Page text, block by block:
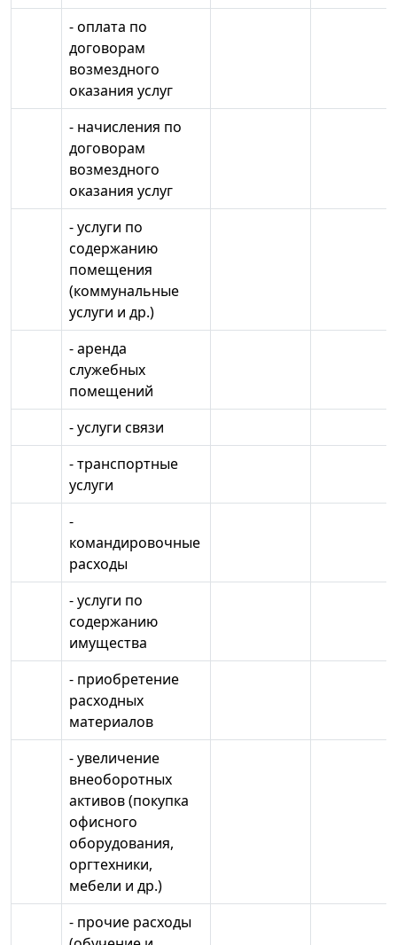
- оплата по
договорам
возмездного
оказания услуг
- начисления по
договорам
возмездного
оказания услуг
- услуги по
содержанию
помещения
(коммунальные
услуги и др.)
- аренда
служебных
помещений
- услуги связи
- транспортные
услуги
-
командировочные
расходы
- услуги по
содержанию
имущества
- приобретение
расходных
материалов
- увеличение
внеоборотных
активов (покупка
офисного
оборудования,
оргтехники,
мебели и др.)
- прочие расходы